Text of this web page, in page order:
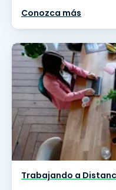
Conozca más
Trabajando a